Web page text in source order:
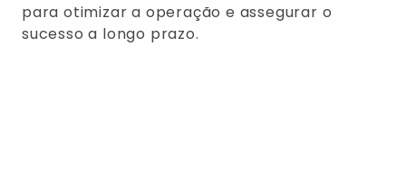
para otimizar a operação e assegurar o
sucesso a longo prazo.